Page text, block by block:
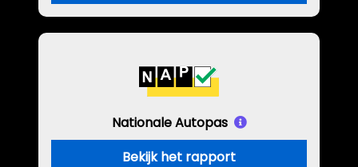
Nationale Autopas
Bekijk het rapport